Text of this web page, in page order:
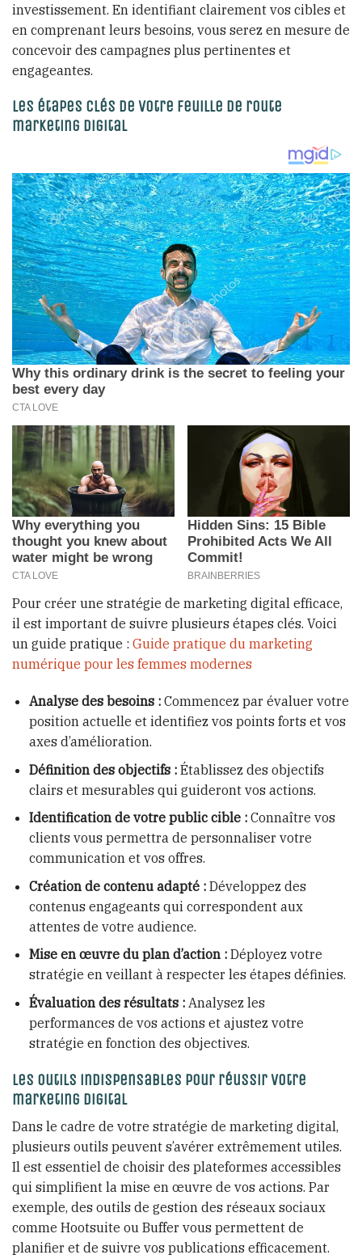
investissement. En identifiant clairement vos cibles et
en comprenant leurs besoins, vous serez en mesure de
concevoir des campagnes plus pertinentes et
engageantes.
Les étapes clés de votre feuille de route
marketing digital
Pour créer une stratégie de marketing digital efficace,
il est important de suivre plusieurs étapes clés. Voici
un guide pratique : Guide pratique du marketing
numérique pour les femmes modernes
Analyse des besoins :Commencez par évaluer votre
position actuelle et identifiez vos points forts et vos
axes d’amélioration.
Définition des objectifs :Établissez des objectifs
clairs et mesurables qui guideront vos actions.
Identification de votre public cible :Connaître vos
clients vous permettra de personnaliser votre
communication et vos offres.
Création de contenu adapté :Développez des
contenus engageants qui correspondent aux
attentes de votre audience.
Mise en œuvre du plan d’action :Déployez votre
stratégie en veillant à respecter les étapes définies.
Évaluation des résultats :Analysez les
performances de vos actions et ajustez votre
stratégie en fonction des objectives.
Les outils indispensables pour réussir votre
marketing digital
Dans le cadre de votre stratégie de marketing digital,
plusieurs outils peuvent s’avérer extrêmement utiles.
Il est essentiel de choisir des plateformes accessibles
qui simplifient la mise en œuvre de vos actions. Par
exemple, des outils de gestion des réseaux sociaux
comme Hootsuite ou Buffer vous permettent de
planifier et de suivre vos publications efficacement.